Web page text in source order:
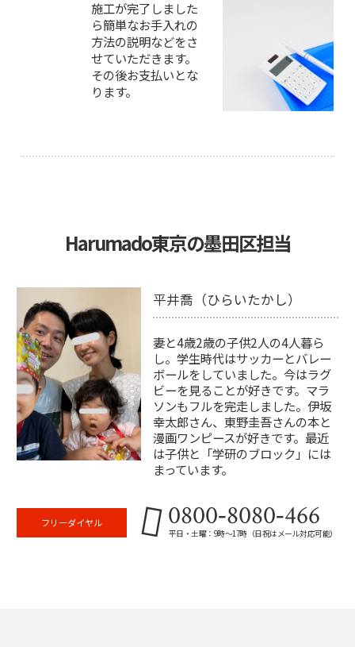
施工が完了しました
ら簡単なお手入れの
方法の説明などをさ
せていただきます。
その後お支払いとな
ります。
Harumado東京の墨田区担当
平井喬（ひらいたかし）
妻と4歳2歳の子供2人の4人暮ら
し。学生時代はサッカーとバレー
ボールをしていました。今はラグ
ビーを見ることが好きです。マラ
ソンもフルを完走しました。伊坂
幸太郎さん、東野圭吾さんの本と
漫画ワンピースが好きです。最近
は子供と「学研のブロック」には
まっています。
フリーダイヤル 0800‐8080‐466
平日・土曜：9時～17時（日祝はメール対応可能）